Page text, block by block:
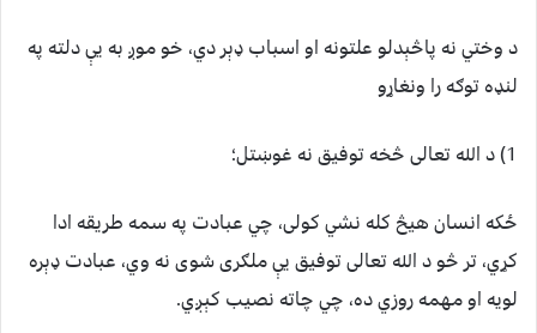
د وختي نه پاڅېدلو علتونه او اسباب ډېر دي، خو موږ به یې دلته په
لنډه توګه را ونغاړو
1) د الله تعالی څخه توفیق نه غوښتل؛
ځکه انسان هيڅ کله نشي کولی، چي عبادت په سمه طريقه ادا
کړي، تر څو د الله تعالی توفیق یې ملګری شوی نه وي، عبادت ډېره
لويه او مهمه روزي ده، چي چاته نصیب کېږي.